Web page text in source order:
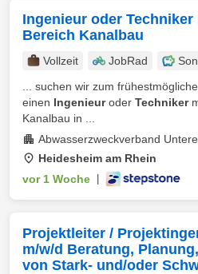
Ingenieur oder Techniker
Bereich Kanalbau
Vollzeit JobRad
... suchen wir zum
einen Ingenieuroder Techniker
Kanalbau in ...
Abwasserzweckverband
Heidesheim am Rhein
vor 1 Woche
Projektleiter /
m/w/d Beratung,
von Stark- und/oder